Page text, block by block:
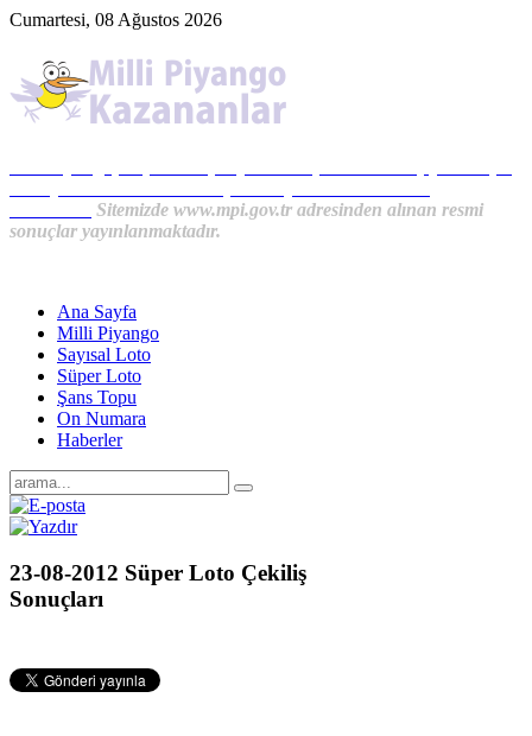
Cumartesi, 08 Ağustos 2026
Sitemizde www.mpi.gov.tr adresinden alınan resmi
sonuçlar yayınlanmaktadır.
Ana Sayfa
Milli Piyango
Sayısal Loto
Süper Loto
Şans Topu
On Numara
Haberler
23-08-2012 Süper Loto Çekiliş
Sonuçları